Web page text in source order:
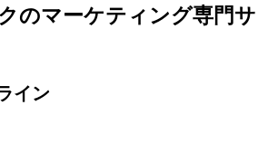
のマーケティング専門サ
イン